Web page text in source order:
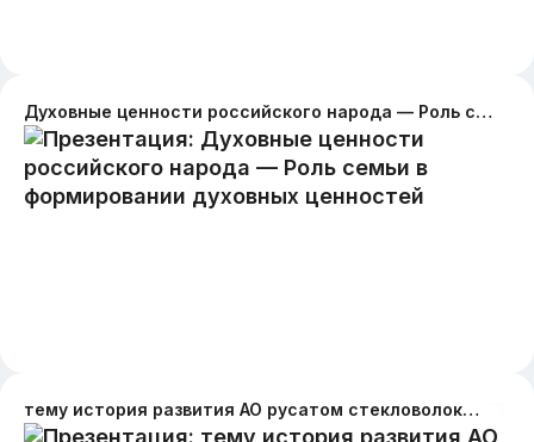
Духовные ценности российского народа — Роль семьи в формировании духовных ценностей
тему история развития АО русатом стекловолокно